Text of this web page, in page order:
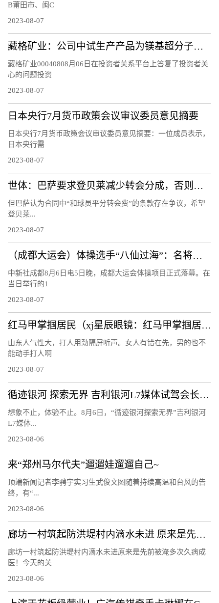
B莆田市、闽C
2023-08-07
藏格矿业：公司中试生产产品为镁基超分子层状结构功能材料，不是镁基超导新材料，不含硼元素
藏格矿业00040808月06日在投资者关系平台上答复了投资者关
心的问题投资
2023-08-07
日本央行7月货币政策会议审议委员意见摘要
日本央行7月货币政策会议审议委员意见摘要：一位成员表示，
日本央行需
2023-08-07
世体：巴萨要求登贝莱减少转会分成，否则能将他“扣留”至21日
但巴萨认为合同中“和球员平分转会费”的条款存在争议，希望
登贝莱...
2023-08-07
（成都大运会）体操选手“八仙过海”：名将惺惺相惜 遗憾收获并存
中新社成都8月6日电5日晚，成都大运会体操项目正式落幕。在
当日举行的1
2023-08-07
红马甲掌掴居民（xj星辰眼镜：红马甲掌掴居民）
山东人气性大，打人用劲隔屏听声。女人有错在先，男的也不
能动手打人啊
2023-08-07
循迹银河 探索无界 吉利银河L7媒体试驾会长春站圆满结束！
想象不止，体验不止。8月6日，“循迹银河探索无界”吉利银河
L7媒体...
2023-08-06
来“郑州马尔代夫”遛遛娃遛遛自己~
顶端新闻记者李骋宇实习生武俊文图随着持续高温和台风的告
终，有“...
2023-08-06
廊坊一村筑起防洪堤村内滴水未进 原来是先前被淹多次久病成医！
廊坊一村筑起防洪堤村内滴水未进原来是先前被淹多次久病成
医！今天的关
2023-08-06